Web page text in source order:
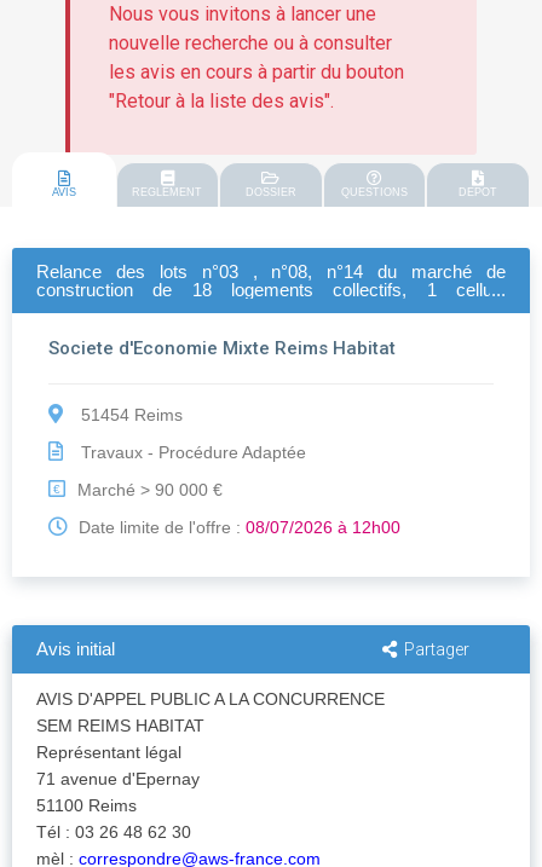
blanc - coteauxNous vous invitons à lancer une
nouvelle recherche ou à consulter
les avis en cours à partir du bouton
"Retour à la liste des avis".
AVIS REGLEMENT DOSSIER QUESTIONS DEPOT
Relance des lots n°03 , n°08, n°14 du marché de
construction de 18 logements collectifs, 1 cellule
Societe d'Economie Mixte Reims Habitat
51454 Reims
Travaux - Procédure Adaptée
€
Marché > 90 000 €
Date limite de l'offre : 08/07/2026 à 12h00
Avis initial Partager
AVIS D'APPEL PUBLIC A LA CONCURRENCE
SEM REIMS HABITAT
Représentant légal
71 avenue d'Epernay
51100 Reims
Tél : 03 26 48 62 30
mèl : correspondre@aws-france.com